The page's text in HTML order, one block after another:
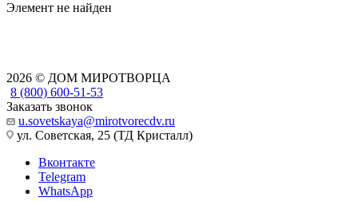
Элемент не найден
2026 © ДОМ МИРОТВОРЦА
8 (800) 600-51-53
Заказать звонок
u.sovetskaya@mirotvorecdv.ru
ул. Советская, 25 (ТД Кристалл)
Вконтакте
Telegram
WhatsApp